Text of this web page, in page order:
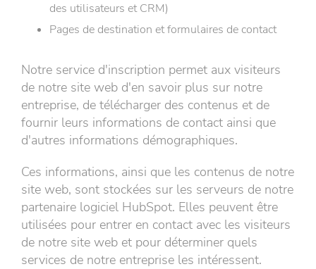
des utilisateurs et CRM)
Pages de destination et formulaires de contact
Notre service d'inscription permet aux visiteurs
de notre site web d'en savoir plus sur notre
entreprise, de télécharger des contenus et de
fournir leurs informations de contact ainsi que
d'autres informations démographiques.
Ces informations, ainsi que les contenus de notre
site web, sont stockées sur les serveurs de notre
partenaire logiciel HubSpot. Elles peuvent être
utilisées pour entrer en contact avec les visiteurs
de notre site web et pour déterminer quels
services de notre entreprise les intéressent.